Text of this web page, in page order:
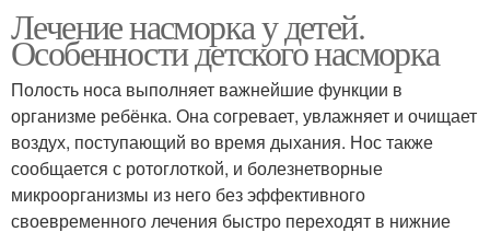
Лечение насморка у детей.
Особенности детского насморка
Полость носа выполняет важнейшие функции в
организме ребёнка. Она согревает, увлажняет и очищает
воздух, поступающий во время дыхания. Нос также
сообщается с ротоглоткой, и болезнетворные
микроорганизмы из него без эффективного
своевременного лечения быстро переходят в нижние